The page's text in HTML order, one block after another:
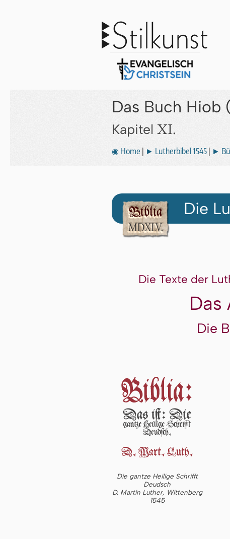
Das Buch Hiob
Kapitel XI.
◉ Home ► Lutherbibel 1545 ►
Die
Die Texte der
Das
Die
Die gantze Heilige Schrifft
Deudsch
D. Martin Luther, Wittenberg
1545